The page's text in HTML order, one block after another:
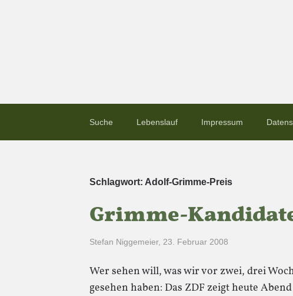
Suche Lebenslauf Impressum
Schlagwort: Adolf-Grimme-Preis
Grimme-
Stefan Niggemeier, 23. Februar 2008
Wer sehen will, was wir vor zwei, drei
gesehen haben: Das ZDF zeigt heute